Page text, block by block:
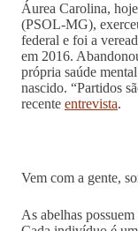
Áurea Carolina,
(PSOL-MG),
federal e foi a
em 2016.
própria saúde
nascido. “Partidos
recente entrevista.
Vem com a gente,
As abelhas